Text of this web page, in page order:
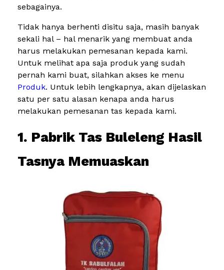
sebagainya.
Tidak hanya berhenti disitu saja, masih banyak
sekali hal – hal menarik yang membuat anda
harus melakukan pemesanan kepada kami.
Untuk melihat apa saja produk yang sudah
pernah kami buat, silahkan akses ke menu
Produk. Untuk lebih lengkapnya, akan dijelaskan
satu per satu alasan kenapa anda harus
melakukan pemesanan tas kepada kami.
1. Pabrik Tas Buleleng Hasil
Tasnya Memuaskan